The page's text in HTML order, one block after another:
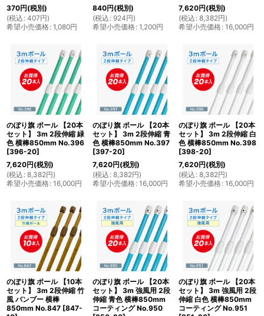
370円(税別)
(税込 : 407円)
希望小売価格: 1,080円
840円(税別)
(税込 : 924円)
希望小売価格: 1,200円
7,620円(税別)
(税込 : 8,382円)
希望小売価格: 16,000円
のぼり旗 ポール 【20本
セット】 3m 2段伸縮 緑
色 横棒850mm No.396
[396-20]
7,620円(税別)
(税込 : 8,382円)
希望小売価格: 16,000円
のぼり旗 ポール 【20本
セット】 3m 2段伸縮 青
色 横棒850mm No.397
[397-20]
7,620円(税別)
(税込 : 8,382円)
希望小売価格: 16,000円
のぼり旗 ポール 【20本
セット】 3m 2段伸縮 白
色 横棒850mm No.398
[398-20]
7,620円(税別)
(税込 : 8,382円)
希望小売価格: 16,000円
のぼり旗 ポール 【10本
セット】 3m 2段伸縮 竹
風 バンブー 横棒
850mm No.847 [847-
のぼり旗 ポール 【20本
セット】 3m 強風用 2段
伸縮 青色 横棒850mm
コーティング No.950
のぼり旗 ポール 【20本
セット】 3m 強風用 2段
伸縮 白色 横棒850mm
コーティング No.951